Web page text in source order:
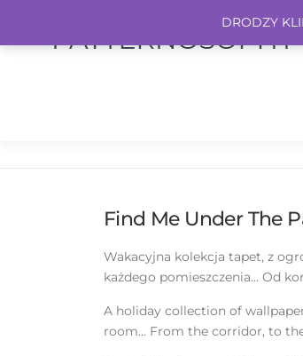
Find Me Under The
Wakacyjna kolekcja tapet, z
każdego pomieszczenia… Od
A holiday collection of
room… From the corridor, to
DRODZY